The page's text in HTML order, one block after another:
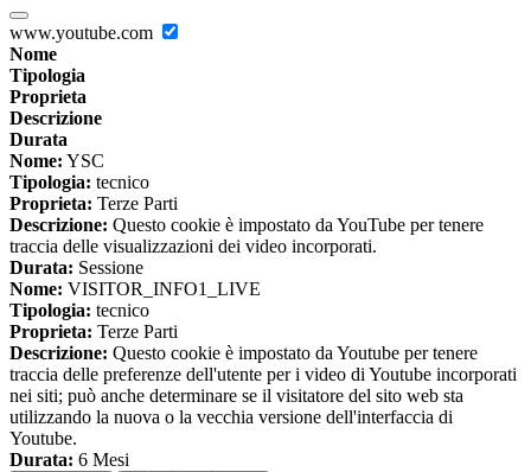
www.youtube.com
Nome
Tipologia
Proprieta
Descrizione
Durata
Nome: YSC
Tipologia: tecnico
Proprieta: Terze Parti
Descrizione: Questo cookie è impostato da YouTube per tenere
traccia delle visualizzazioni dei video incorporati.
Durata: Sessione
Nome: VISITOR_INFO1_LIVE
Tipologia: tecnico
Proprieta: Terze Parti
Descrizione: Questo cookie è impostato da Youtube per tenere
traccia delle preferenze dell'utente per i video di Youtube incorporati
nei siti; può anche determinare se il visitatore del sito web sta
utilizzando la nuova o la vecchia versione dell'interfaccia di
Youtube.
Durata: 6 Mesi